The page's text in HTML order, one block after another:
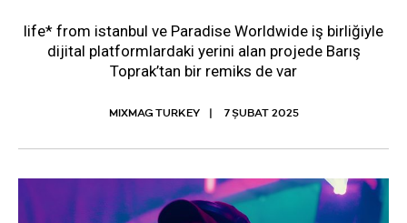
life* from istanbul ve Paradise Worldwide iş birliğiyle
dijital platformlardaki yerini alan projede Barış
Toprak’tan bir remiks de var
MIXMAG TURKEY 7 ŞUBAT 2025